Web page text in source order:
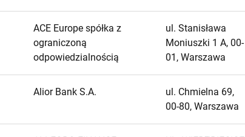
ACE Europe spółka z
ograniczoną
odpowiedzialnością
ul. Stanisława
Moniuszki 1 A, 00-
01, Warszawa
Alior Bank S.A.
ul. Chmielna 69,
00-80, Warszawa